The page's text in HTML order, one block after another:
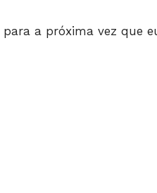
a próxima vez que